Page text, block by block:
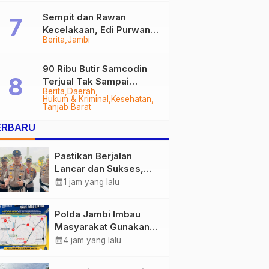
Berita Jambi
Sempit dan Rawan
Kecelakaan, Edi Purwanto
Targetkan Jalan Lintas
2028
Berita Daerah
Hukum & Kriminal
Kesehatan
Tanjab Barat
90 Ribu Butir Samcodin
Terjual Tak Sampai
Setahun, Indra Safari
Desak Audit Menyeluruh
Pastikan Berjalan
Lancar dan Sukses,
Polda Jambi Siapkan
1.848 Personel Kawal
Presisi Merdeka Run
calendar_month1 jam yang lalu
Polda Jambi Imbau
Masyarakat Gunakan
Jalur Alternatif Selama
calendar_month4 jam yang lalu